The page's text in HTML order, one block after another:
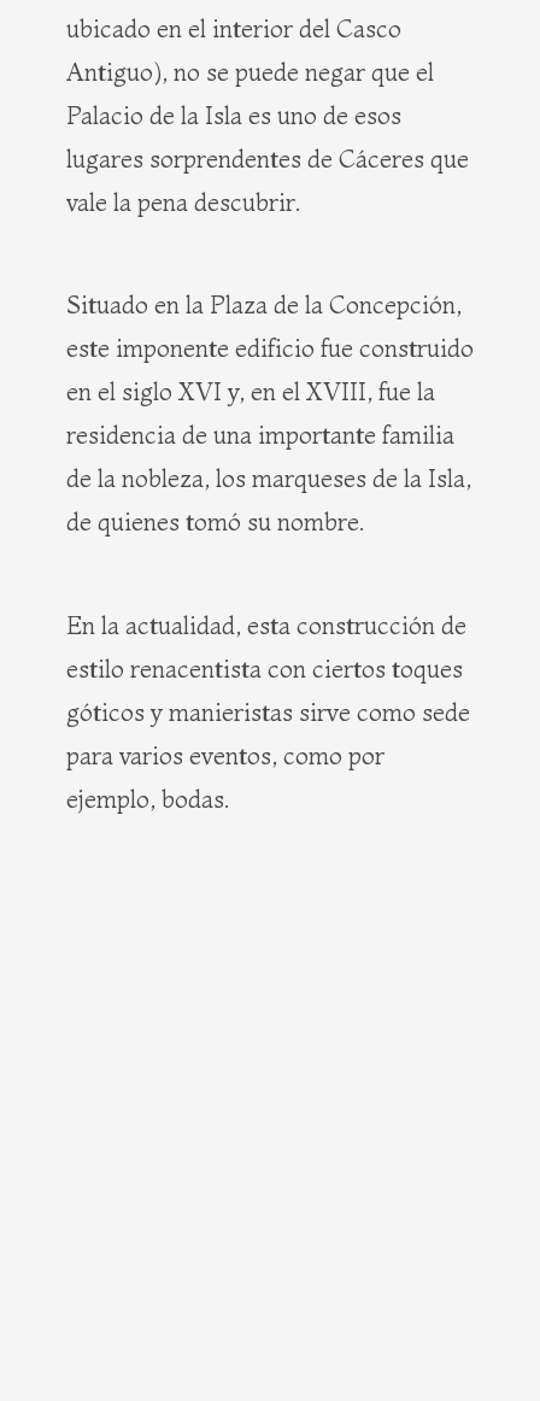
ubicado en el interior del Casco
Antiguo), no se puede negar que el
Palacio de la Isla es uno de esos
lugares sorprendentes de Cáceres que
vale la pena descubrir.
Situado en la Plaza de la Concepción,
este imponente edificio fue construido
en el siglo XVI y, en el XVIII, fue la
residencia de una importante familia
de la nobleza, los marqueses de la Isla,
de quienes tomó su nombre.
En la actualidad, esta construcción de
estilo renacentista con ciertos toques
góticos y manieristas sirve como sede
para varios eventos, como por
ejemplo, bodas.